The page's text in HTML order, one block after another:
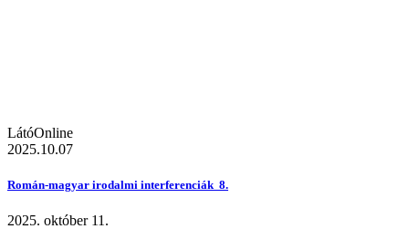
LátóOnline
2025.10.07
Román-magyar irodalmi interferenciák 8.
2025. október 11.